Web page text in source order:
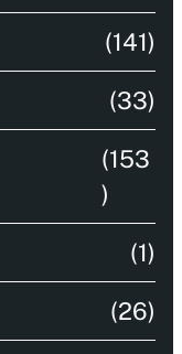
(141)
(33)
(153
)
(1)
(26)